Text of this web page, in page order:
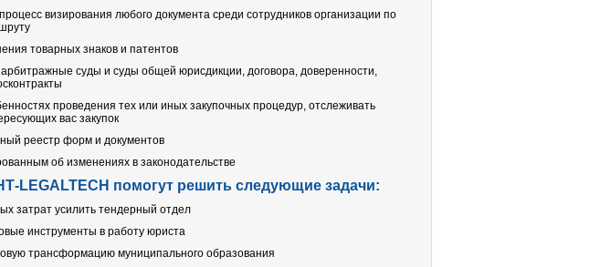
визирования любого документа среди сотрудников организации по
товарных знаков и патентов
суды и суды общей юрисдикции, договора, доверенности,
проведения тех или иных закупочных процедур, отслеживать
вас закупок
реестр форм и документов
об изменениях в законодательстве
LEGALTECH помогут решить следующие задачи:
затрат усилить тендерный отдел
инструменты в работу юриста
трансформацию муниципального образования